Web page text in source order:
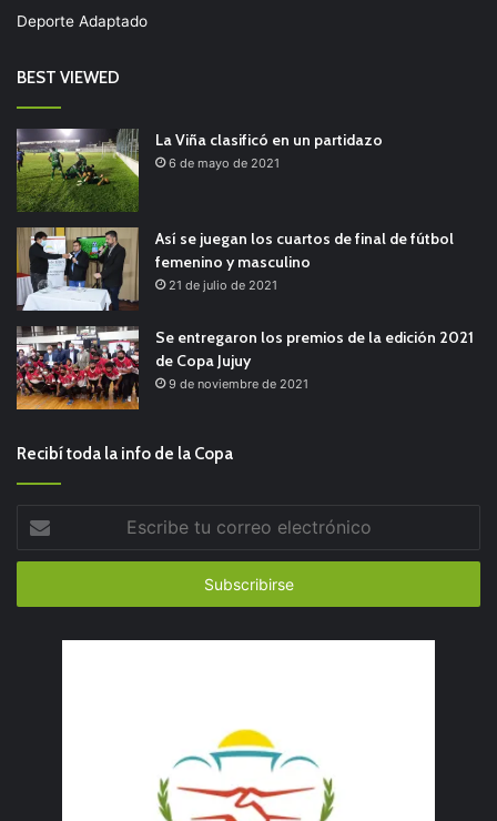
Deporte Adaptado
BEST VIEWED
La Viña clasificó en un partidazo
6 de mayo de 2021
Así se juegan los cuartos de final de fútbol
femenino y masculino
21 de julio de 2021
Se entregaron los premios de la edición 2021
de Copa Jujuy
9 de noviembre de 2021
Recibí toda la info de la Copa
correo